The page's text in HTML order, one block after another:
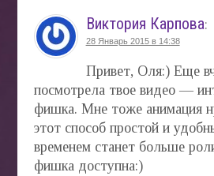
Виктория Карпова:
28 Январь 2015 в 14:38
Привет, Оля:) Еще
посмотрела твое видео —
фишка. Мне тоже анимация
этот способ простой и
временем станет больше
фишка доступна:)